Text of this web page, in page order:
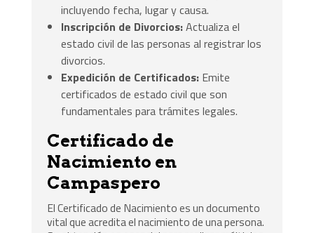
incluyendo fecha, lugar y causa.
Inscripción de Divorcios:Actualiza el
estado civil de las personas al registrar los
divorcios.
Expedición de Certificados: Emite
certificados de estado civil que son
fundamentales para trámites legales.
Certificado de
Nacimiento en
Campaspero
El Certificado de Nacimiento es un documento
vital que acredita el nacimiento de una persona.